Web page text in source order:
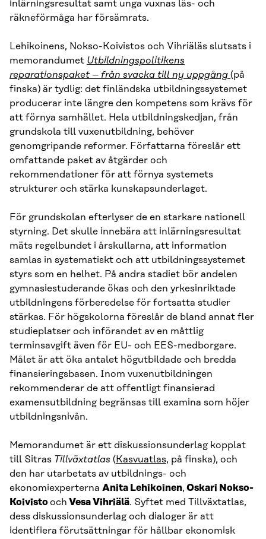
inlärningsresultat samt unga vuxnas läs- och
räkneförmåga har försämrats.
Lehikoinens, Nokso-Koivistos och Vihriäläs slutsats i
memorandumet Utbildningspolitikens
reparationspaket – från svacka till ny uppgång (på
finska) är tydlig: det finländska utbildningssystemet
producerar inte längre den kompetens som krävs för
att förnya samhället. Hela utbildningskedjan, från
grundskola till vuxenutbildning, behöver
genomgripande reformer. Författarna föreslår ett
omfattande paket av åtgärder och
rekommendationer för att förnya systemets
strukturer och stärka kunskapsunderlaget.
För grundskolan efterlyser de en starkare nationell
styrning. Det skulle innebära att inlärningsresultat
mäts regelbundet i årskullarna, att information
samlas in systematiskt och att utbildningssystemet
styrs som en helhet. På andra stadiet bör andelen
gymnasiestuderande ökas och den yrkesinriktade
utbildningens förberedelse för fortsatta studier
stärkas. För högskolorna föreslår de bland annat fler
studieplatser och införandet av en måttlig
terminsavgift även för EU- och EES-medborgare.
Målet är att öka antalet högutbildade och bredda
finansieringsbasen. Inom vuxenutbildningen
rekommenderar de att offentligt finansierad
examensutbildning begränsas till examina som höjer
utbildningsnivån.
Memorandumet är ett diskussionsunderlag kopplat
till Sitras Tillväxtatlas (Kasvuatlas, på finska), och
den har utarbetats av utbildnings- och
ekonomiexperterna Anita Lehikoinen,Oskari Nokso-
Koivistooch Vesa Vihriälä. Syftet med Tillväxtatlas,
dess diskussionsunderlag och dialoger är att
identifiera förutsättningar för hållbar ekonomisk